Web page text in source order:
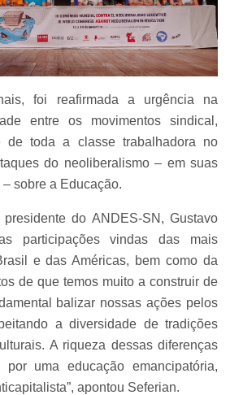
foi reafirmada a urgência na
entre os movimentos sindical,
de toda a classe trabalhadora no
do neoliberalismo – em suas
sobre a Educação.
do ANDES-SN, Gustavo
participações vindas das mais
e das Américas, bem como da
de que temos muito a construir de
balizar nossas ações pelos
a diversidade de tradições
A riqueza dessas diferenças
uma educação emancipatória,
apontou Seferian.